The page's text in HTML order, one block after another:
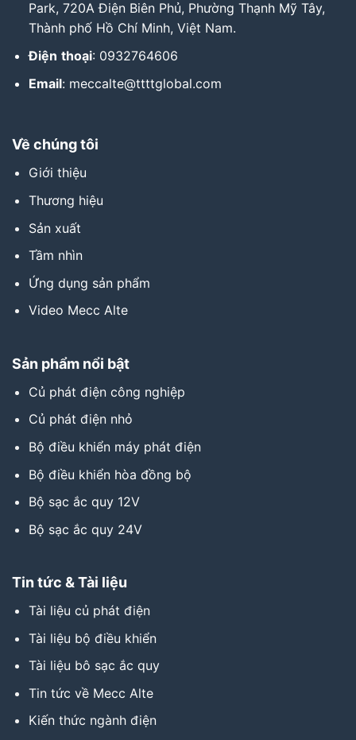
Park, 720A Điện Biên Phủ, Phường Thạnh Mỹ Tây,
Thành phố Hồ Chí Minh, Việt Nam.
Điện thoại: 0932764606
Email: meccalte@ttttglobal.com
Về chúng tôi
Giới thiệu
Thương hiệu
Sản xuất
Tầm nhìn
Ứng dụng sản phẩm
Video Mecc Alte
Sản phẩm nổi bật
Củ phát điện công nghiệp
Củ phát điện nhỏ
Bộ điều khiển máy phát điện
Bộ điều khiển hòa đồng bộ
Bộ sạc ắc quy 12V
Bộ sạc ắc quy 24V
Tin tức & Tài liệu
Tài liệu củ phát điện
Tài liệu bộ điều khiển
Tài liệu bô sạc ắc quy
Tin tức về Mecc Alte
Kiến thức ngành điện